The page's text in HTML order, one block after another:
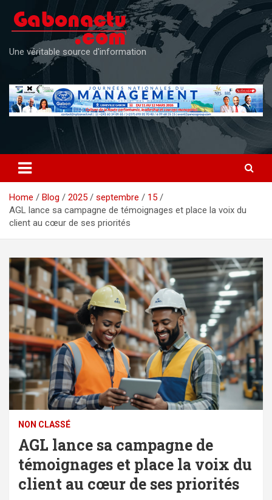
content
Une véritable source d'information
Home Blog 2025 septembre
15
AGL lance sa campagne de témoignages et place la voix du
client au cœur de ses priorités
NON CLASSÉ
AGL lance sa campagne de
témoignages et place la voix du
client au cœur de ses priorités